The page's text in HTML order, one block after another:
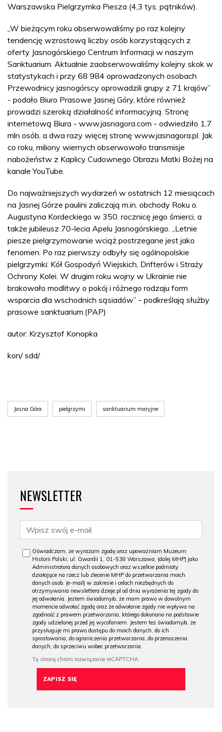
Warszawska Pielgrzymka Piesza (4,3 tys. pątników).
„W bieżącym roku obserwowaliśmy po raz kolejny
tendencję wzrostową liczby osób korzystających z
oferty Jasnogórskiego Centrum Informacji w naszym
Sanktuarium. Aktualnie zaobserwowaliśmy kolejny skok w
statystykach i przy 68 984 oprowadzonych osobach
Przewodnicy jasnogórscy oprowadzili grupy z 71 krajów”
- podało Biuro Prasowe Jasnej Góry, które również
prowadzi szeroką działalność informacyjną. Stronę
internetową Biura - www.jasnagora.com - odwiedziło 1,7
mln osób, a dwa razy więcej stronę www.jasnagora.pl. Jak
co roku, miliony wiernych obserwowało transmisje
nabożeństw z Kaplicy Cudownego Obrazu Matki Bożej na
kanale YouTube.
Do najważniejszych wydarzeń w ostatnich 12 miesiącach
na Jasnej Górze paulini zaliczają m.in. obchody Roku o.
Augustyna Kordeckiego w 350. rocznicę jego śmierci, a
także jubileusz 70-lecia Apelu Jasnogórskiego. „Letnie
piesze pielgrzymowanie wciąż postrzegane jest jako
fenomen. Po raz pierwszy odbyły się ogólnopolskie
pielgrzymki: Kół Gospodyń Wiejskich, Drifterów i Straży
Ochrony Kolei. W drugim roku wojny w Ukrainie nie
brakowało modlitwy o pokój i różnego rodzaju form
wsparcia dla wschodnich sąsiadów” - podkreślają służby
prasowe sanktuarium.(PAP)
autor: Krzysztof Konopka
kon/ sdd/
Jasna Góra pielgrzymi sanktuarium maryjne
NEWSLETTER
Oświadczam, że wyrażam zgodę oraz upoważniam Muzeum
Historii Polski, ul. Gwardii 1, 01-538 Warszawa, (dalej MHP) jako
Administratora danych osobowych oraz wszelkie podmioty
działające na rzecz lub zlecenie MHP do przetwarzania moich
danych osob. (e-mail) w zakresie i celach niezbędnych do
otrzymywania newslettera dzieje.pl od dnia wyrażenia tej zgody do
jej odwołania. Jestem świadomy/a, że mam prawo w dowolnym
momencie odwołać zgodę oraz że odwołanie zgody nie wpływa na
zgodność z prawem przetwarzania, którego dokonano na podstawie
zgody udzielonej przed jej wycofaniem. Jestem też świadomy/a, że
przysługuje mi prawo dostępu do moich danych, do ich
sprostowania, do ograniczenia przetwarzania, do przenoszenia
danych, do sprzeciwu wobec przetwarzania.